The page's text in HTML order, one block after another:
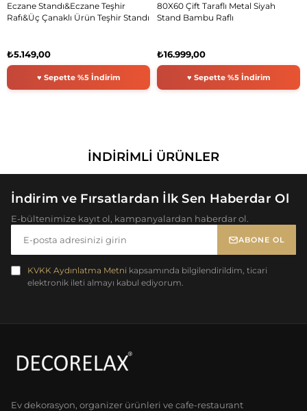
Eczane Standı&Eczane Teşhir
Rafı&Üç Çanaklı Ürün Teşhir Standı
₺5.149,00
80X60 Çift Taraflı Metal Siyah
Stand Bambu Raflı
₺16.999,00
İNDIRIMLI ÜRÜNLER
İndirim ve Fırsatlardan İlk Sen Haberdar Ol
E-bültenimize kayıt ol, kampanyalardan haberdar ol.
ABONE OL
KVKK Aydınlatma Metni kapsamında bilgilendirildim, ticari
elektronik ileti almayı kabul ediyorum.
Ev dekorasyon, organizer ürünleri ve cafe-restaurant